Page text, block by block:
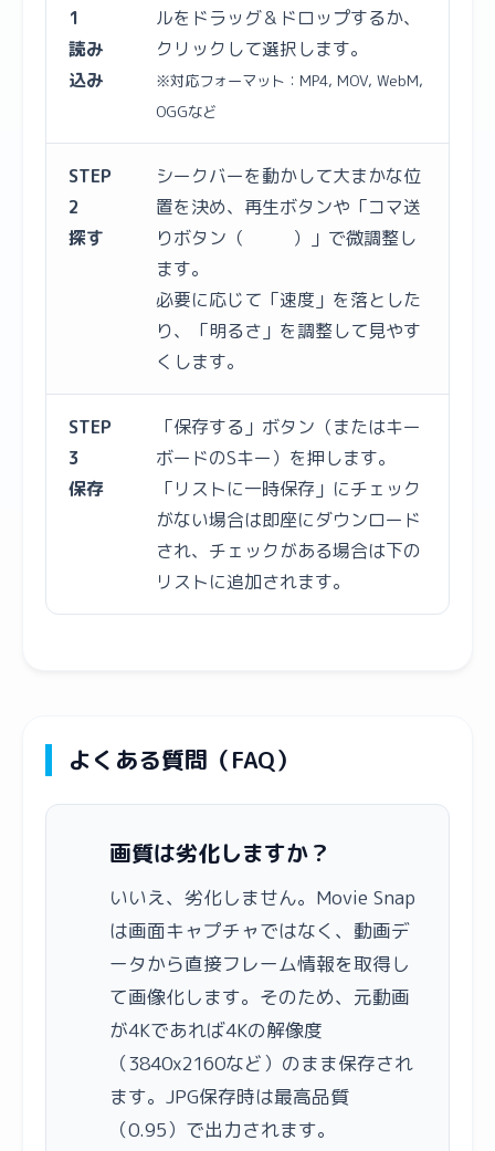
1
読み
込み
ルをドラッグ＆ドロップするか、
クリックして選択します。
※対応フォーマット：MP4, MOV, WebM,
OGGなど
STEP
2
探す
シークバーを動かして大まかな位
置を決め、再生ボタンや「コマ送
りボタン（
）」で微調整し
ます。
必要に応じて「速度」を落とした
り、「明るさ」を調整して見やす
くします。
STEP
3
保存
「保存する」ボタン（またはキー
ボードのSキー）を押します。
「リストに一時保存」にチェック
がない場合は即座にダウンロード
され、チェックがある場合は下の
リストに追加されます。
よくある質問（FAQ）
画質は劣化しますか？
いいえ、劣化しません。Movie Snap
は画面キャプチャではなく、動画デ
ータから直接フレーム情報を取得し
て画像化します。そのため、元動画
が4Kであれば4Kの解像度
（3840x2160など）のまま保存され
ます。JPG保存時は最高品質
（0.95）で出力されます。